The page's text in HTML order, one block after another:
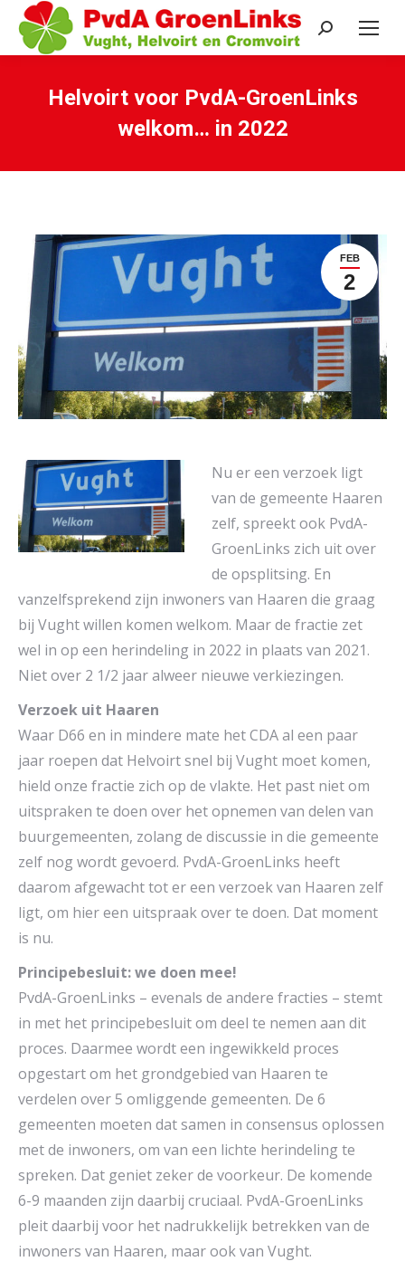
Search:
Helvoirt voor PvdA-GroenLinks
welkom… in 2022
FEB
2
Nu er een verzoek ligt
van de gemeente Haaren
zelf, spreekt ook PvdA-
GroenLinks zich uit over
de opsplitsing. En
vanzelfsprekend zijn inwoners van Haaren die graag
bij Vught willen komen welkom. Maar de fractie zet
wel in op een herindeling in 2022 in plaats van 2021.
Niet over 2 1/2 jaar alweer nieuwe verkiezingen.
Verzoek uit Haaren
Waar D66 en in mindere mate het CDA al een paar
jaar roepen dat Helvoirt snel bij Vught moet komen,
hield onze fractie zich op de vlakte. Het past niet om
uitspraken te doen over het opnemen van delen van
buurgemeenten, zolang de discussie in die gemeente
zelf nog wordt gevoerd. PvdA-GroenLinks heeft
daarom afgewacht tot er een verzoek van Haaren zelf
ligt, om hier een uitspraak over te doen. Dat moment
is nu.
Principebesluit: we doen mee!
PvdA-GroenLinks – evenals de andere fracties – stemt
in met het principebesluit om deel te nemen aan dit
proces. Daarmee wordt een ingewikkeld proces
opgestart om het grondgebied van Haaren te
verdelen over 5 omliggende gemeenten. De 6
gemeenten moeten dat samen in consensus oplossen
met de inwoners, om van een lichte herindeling te
spreken. Dat geniet zeker de voorkeur. De komende
6-9 maanden zijn daarbij cruciaal. PvdA-GroenLinks
pleit daarbij voor het nadrukkelijk betrekken van de
inwoners van Haaren, maar ook van Vught.